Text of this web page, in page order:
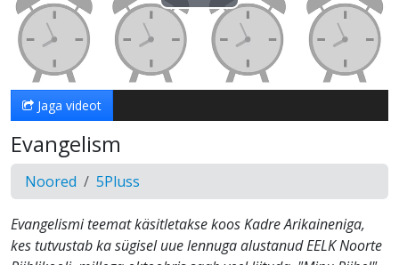
Esita
video
Jaga videot
Evangelism
Noored 5Pluss
Evangelismi teemat käsitletakse koos Kadre Arikaineniga,
kes tutvustab ka sügisel uue lennuga alustanud EELK Noorte